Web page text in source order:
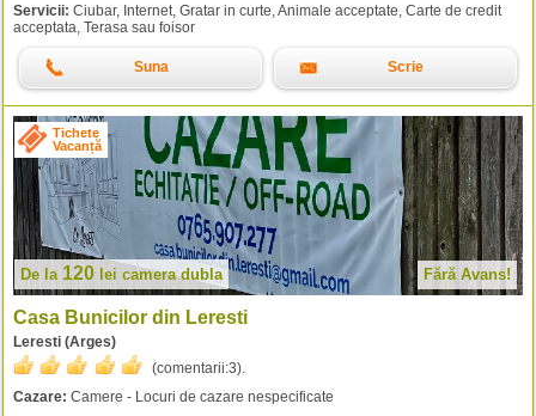
Servicii: Ciubar, Internet, Gratar in curte, Animale acceptate, Carte de credit
acceptata, Terasa sau foisor
Suna Scrie
Tichete
Vacanță
De la 120 lei camera dubla Fără Avans!
Casa Bunicilor din Leresti
Leresti (Arges)
(comentarii:3).
Cazare: Camere - Locuri de cazare nespecificate